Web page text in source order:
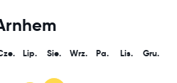
Lip. Sie. Wrz. Pa. Lis. Gru.